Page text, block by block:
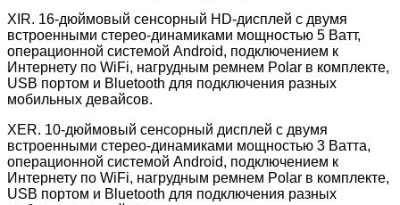
XIR. 16-дюймовый сенсорный HD-дисплей с двумя
встроенными стерео-динамиками мощностью 5 Ватт,
операционной системой Android, подключением к
Интернету по WiFi, нагрудным ремнем Polar в комплекте,
USB портом и Bluetooth для подключения разных
мобильных девайсов.
XER. 10-дюймовый сенсорный дисплей с двумя
встроенными стерео-динамиками мощностью 3 Ватта,
операционной системой Android, подключением к
Интернету по WiFi, нагрудным ремнем Polar в комплекте,
USB портом и Bluetooth для подключения разных